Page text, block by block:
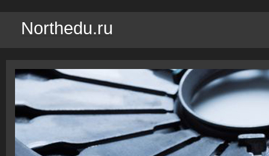
Northedu.ru